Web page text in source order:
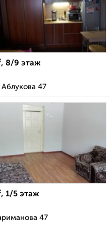
8/9 этаж
47
1/5 этаж
47